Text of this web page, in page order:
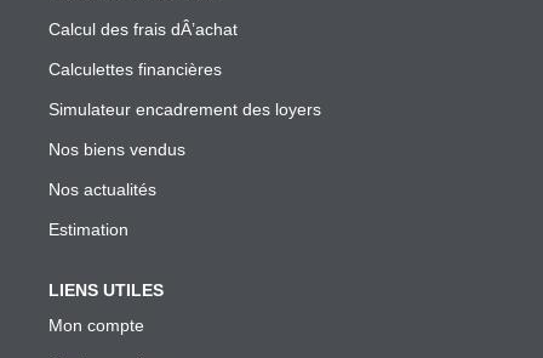
Nos Services Gestion
Conseil En Investissement
Garantie Des Loyers Impayés
Diagnostics Techniques Obligatoires
Mise En Location De Votre Bien
Estimation De Mon Loyer Depuis L'encadrement À
Calcul des frais dÂ’achat
Calculettes financières
Simulateur encadrement des loyers
Nos biens vendus
Nos actualités
Estimation
LIENS UTILES
Mon compte